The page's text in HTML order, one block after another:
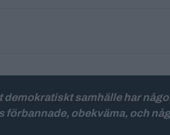
demokratiskt samhälle har
förbannade, obekväma, och